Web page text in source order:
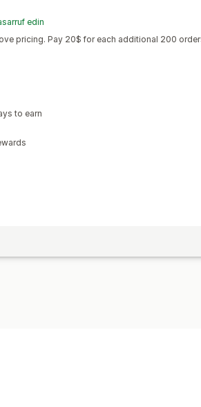
edin
pricing. Pay 20$ for each additional 200
to earn